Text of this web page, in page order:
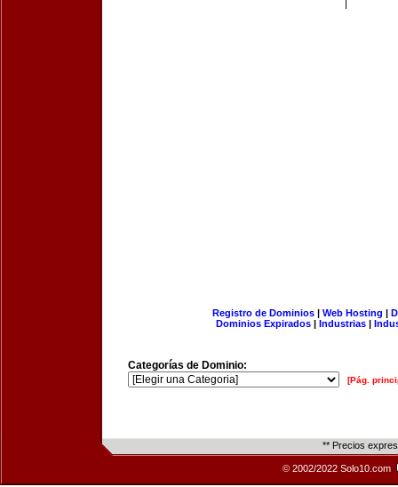
Registro de Dominios| Web Hosting |
Dominios Expirados | Industrias |
Categorías de Dominio:
[Pág.
** Precios
© 2002/2022 Solo10.com